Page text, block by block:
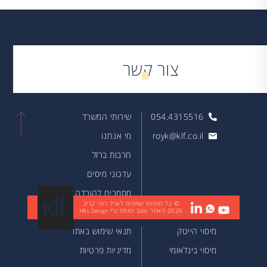
צור קשר
054.4315516
royk@klf.co.il
שירותי המשרד
מי אנחנו
חרבות ברזל
עדכוני מיסים
מסמכים להורדה
מאמרים
מיסוי הייטק
מיסוי בינלאומי
תנאי שימוש באתר
מדיניות פרטיות
© כל הזכויות שמורות לעו״ד רועי קריב
2026 האתר עוצב ופותח ע״י NBL Design